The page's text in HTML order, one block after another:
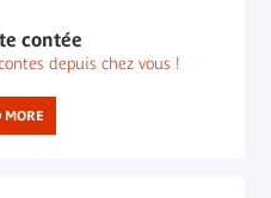
contée
depuis chez vous !
MORE